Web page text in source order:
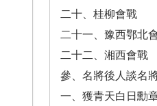
二十、桂柳會戰
二十一、豫西鄂北
二十二、湘西會戰
參、名將後人談名
一、獲青天白日勳